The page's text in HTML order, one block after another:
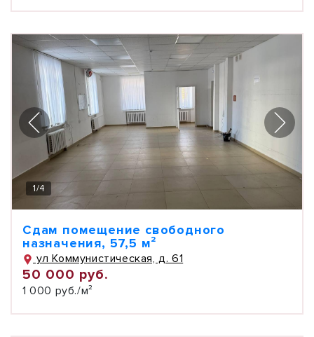
1/4
Сдам помещение свободного
назначения, 57,5 м²
ул Коммунистическая, д. 61
50 000 руб.
1 000 руб./м²